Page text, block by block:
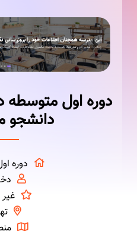
Next
دوره اول متوسطه
دانشجو
دوره